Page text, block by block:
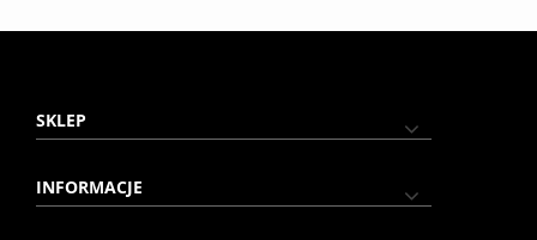
SKLEP
INFORMACJE